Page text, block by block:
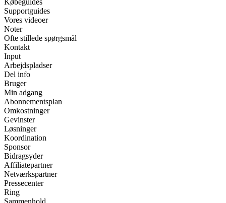
Købeguides
Supportguides
Vores videoer
Noter
Ofte stillede spørgsmål
Kontakt
Input
Arbejdspladser
Del info
Bruger
Min adgang
Abonnementsplan
Omkostninger
Gevinster
Løsninger
Koordination
Sponsor
Bidragsyder
Affiliatepartner
Netværkspartner
Pressecenter
Ring